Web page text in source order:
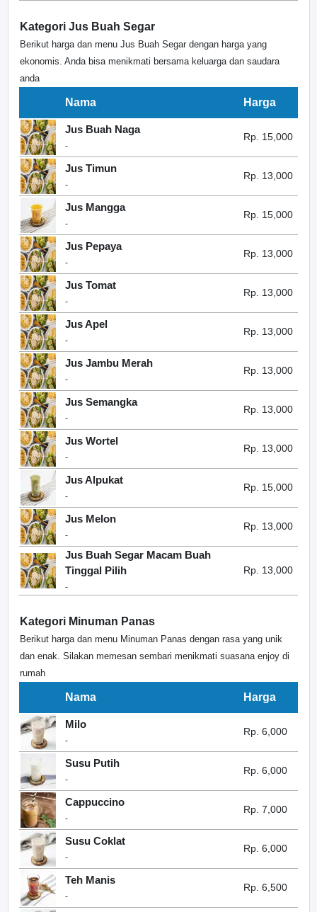
Kategori Jus Buah Segar
Berikut harga dan menu Jus Buah Segar dengan harga yang
ekonomis. Anda bisa menikmati bersama keluarga dan saudara
anda
Nama Harga
Jus Buah Naga
-
Rp. 15,000
Jus Timun
-
Rp. 13,000
Jus Mangga
-
Rp. 15,000
Jus Pepaya
-
Rp. 13,000
Jus Tomat
-
Rp. 13,000
Jus Apel
-
Rp. 13,000
Jus Jambu Merah
-
Rp. 13,000
Jus Semangka
-
Rp. 13,000
Jus Wortel
-
Rp. 13,000
Jus Alpukat
-
Rp. 15,000
Jus Melon
-
Rp. 13,000
Jus Buah Segar Macam Buah
Tinggal Pilih
-
Rp. 13,000
Kategori Minuman Panas
Berikut harga dan menu Minuman Panas dengan rasa yang unik
dan enak. Silakan memesan sembari menikmati suasana enjoy di
rumah
Nama Harga
Milo
-
Rp. 6,000
Susu Putih
-
Rp. 6,000
Cappuccino
-
Rp. 7,000
Susu Coklat
-
Rp. 6,000
Teh Manis
-
Rp. 6,500